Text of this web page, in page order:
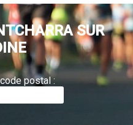
SUR
postal :